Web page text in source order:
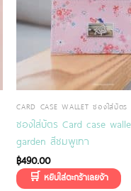
CARD CASE WALLET ซองใส่บัตร
ซองใส่บัตร Card case
garden สีชมพูเทา
฿490.00